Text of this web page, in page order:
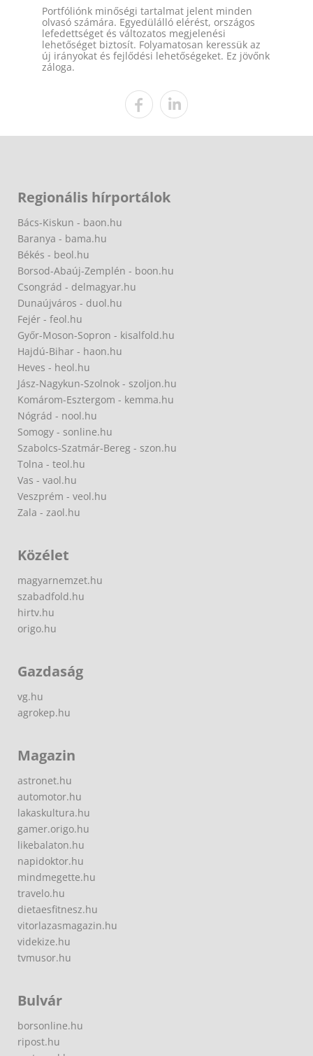
Portfóliónk minőségi tartalmat jelent minden
olvasó számára. Egyedülálló elérést, országos
lefedettséget és változatos megjelenési
lehetőséget biztosít. Folyamatosan keressük az
új irányokat és fejlődési lehetőségeket. Ez jövőnk
záloga.
Regionális hírportálok
Bács-Kiskun - baon.hu
Baranya - bama.hu
Békés - beol.hu
Borsod-Abaúj-Zemplén - boon.hu
Csongrád - delmagyar.hu
Dunaújváros - duol.hu
Fejér - feol.hu
Győr-Moson-Sopron - kisalfold.hu
Hajdú-Bihar - haon.hu
Heves - heol.hu
Jász-Nagykun-Szolnok - szoljon.hu
Komárom-Esztergom - kemma.hu
Nógrád - nool.hu
Somogy - sonline.hu
Szabolcs-Szatmár-Bereg - szon.hu
Tolna - teol.hu
Vas - vaol.hu
Veszprém - veol.hu
Zala - zaol.hu
Közélet
magyarnemzet.hu
szabadfold.hu
hirtv.hu
origo.hu
Gazdaság
vg.hu
agrokep.hu
Magazin
astronet.hu
automotor.hu
lakaskultura.hu
gamer.origo.hu
likebalaton.hu
napidoktor.hu
mindmegette.hu
travelo.hu
dietaesfitnesz.hu
vitorlazasmagazin.hu
videkize.hu
tvmusor.hu
Bulvár
borsonline.hu
ripost.hu